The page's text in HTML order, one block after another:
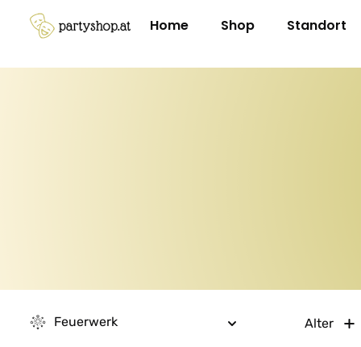
Hauptinhalt springen
Zur Suche springen
Zur Hauptnavigation springen
Home Shop Standort
Feuerwerk Alter